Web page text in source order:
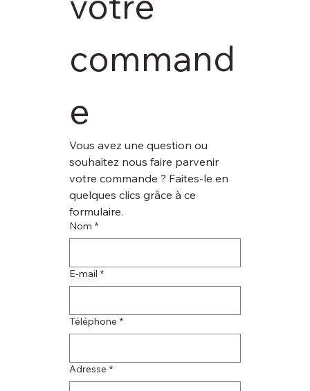
command
e
Vous avez une question ou
souhaitez nous faire parvenir
votre commande ? Faites-le en
quelques clics grâce à ce
formulaire.
Nom *
E‑mail *
Téléphone *
Adresse *